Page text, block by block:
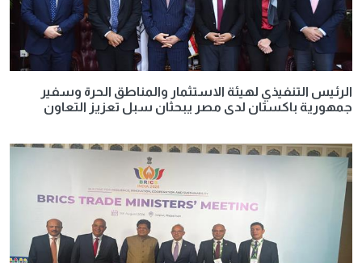
الرئيس التنفيذي لهيئة الاستثمار والمناطق الحرة وسفير
جمهورية باكستان لدى مصر يبحثان سبل تعزيز التعاون